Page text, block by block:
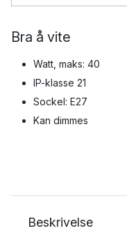
Bra å vite
Watt, maks: 40
IP-klasse 21
Sockel: E27
Kan dimmes
Beskrivelse